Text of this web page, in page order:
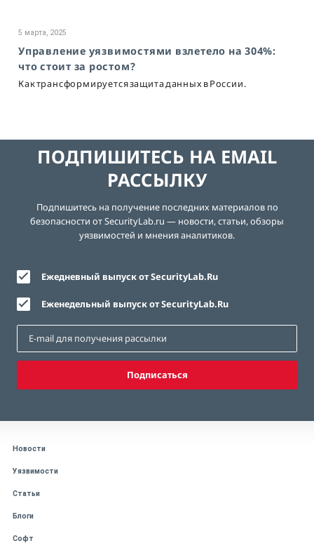
5 марта, 2025
Управление уязвимостями взлетело на 304%:
что стоит за ростом?
Как трансформируется защита данных в России.
ПОДПИШИТЕСЬ НА EMAIL
РАССЫЛКУ
Подпишитесь на получение последних материалов по
безопасности от SecurityLab.ru — новости, статьи, обзоры
уязвимостей и мнения аналитиков.
Ежедневный выпуск от SecurityLab.Ru
Еженедельный выпуск от SecurityLab.Ru
Подписаться
Новости
Уязвимости
Статьи
Блоги
Софт